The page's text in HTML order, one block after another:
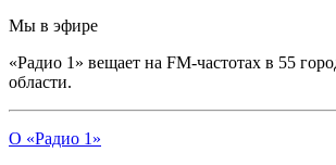
Мы в эфире
«Радио 1» вещает на FM-частотах в 55
области.
О «Радио 1»